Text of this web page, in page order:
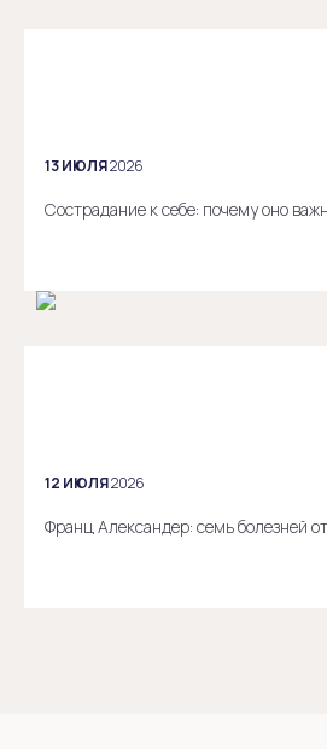
13 ИЮЛЯ2026
Сострадание к себе: почему оно
12 ИЮЛЯ2026
Франц Александер: семь болезней